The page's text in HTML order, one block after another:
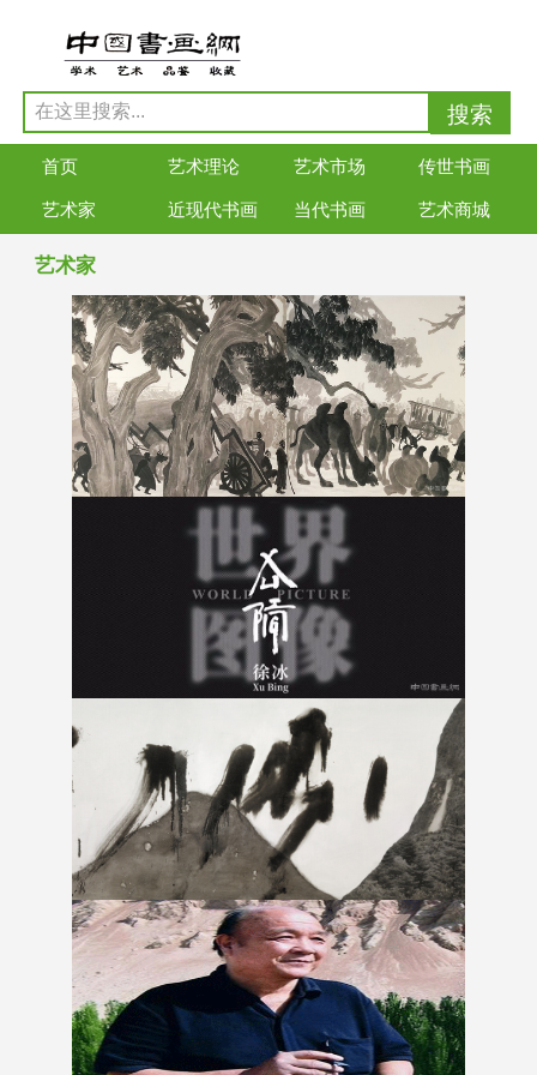
首页 艺术理论 艺术市场 传世书画
艺术家 近现代书画 当代书画 艺术商城
艺术家